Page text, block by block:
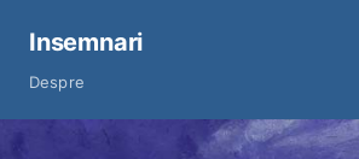
Insemnari
Despre